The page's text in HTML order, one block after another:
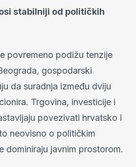
stabilniji od političkih
povremeno podižu tenzije
gospodarski
da suradnja između dviju
Trgovina, investicije i
povezivati hrvatsko i
neovisno o političkim
dominiraju javnim prostorom.